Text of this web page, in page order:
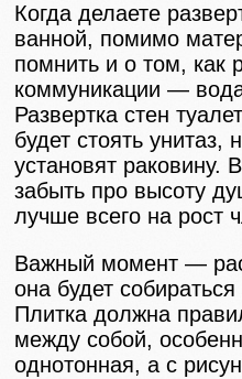
Когда делаете
ванной, помимо
помнить и о том, как
коммуникации —
Развертка стен
будет стоять унитаз,
установят раковину.
забыть про высоту
лучше всего на рост
Важный момент —
она будет
Плитка должна
между собой,
однотонная, а с